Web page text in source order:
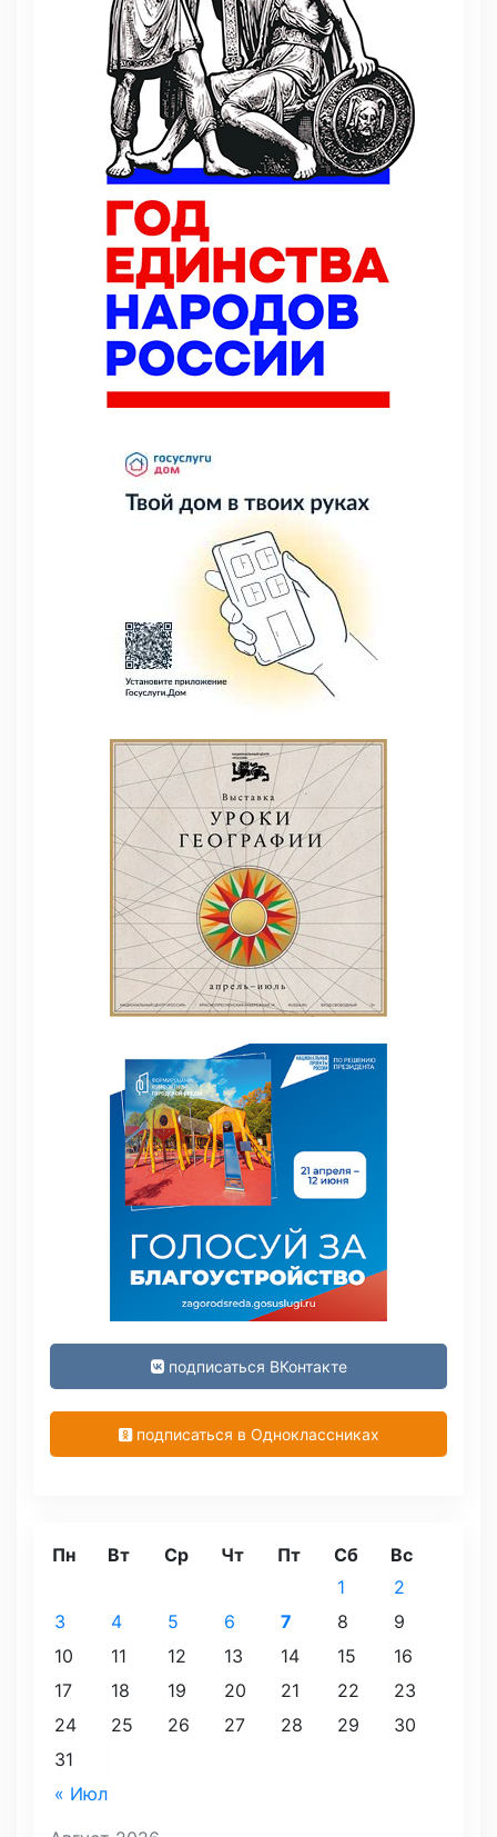
подписаться ВКонтакте
подписаться в Одноклассниках
Пн Вт Ср Чт Пт Сб Вс
« Июл
1
2
3
4 5 6 7 8
9
10
11 12 13 14 15
16
17
18 19 20 21 22
23
24
25 26 27 28 29
30
31